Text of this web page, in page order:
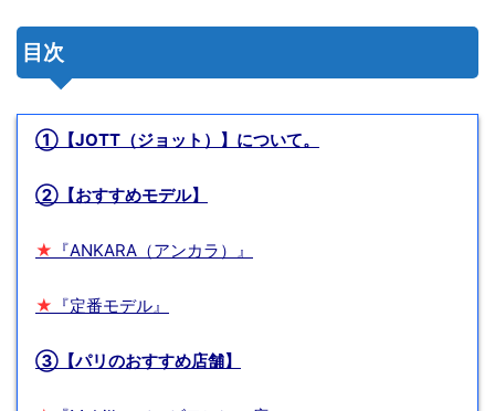
目次
①【JOTT（ジョット）】について。
②【おすすめモデル】
★ 『ANKARA（アンカラ）』
★ 『定番モデル』
③【パリのおすすめ店舗】